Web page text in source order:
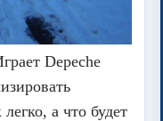
Depeche
а что будет